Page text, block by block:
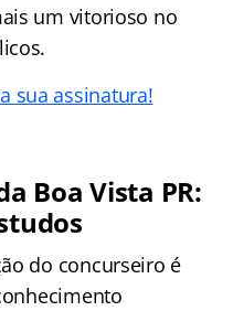
um vitorioso no
sua assinatura!
Boa Vista PR:
do concurseiro é